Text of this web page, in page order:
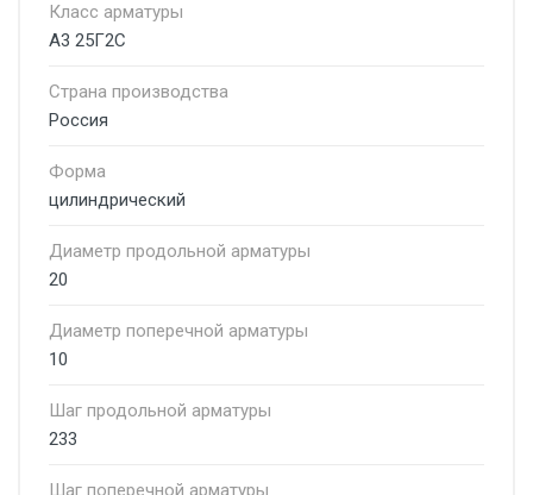
Класс арматуры
А3 25Г2С
Страна производства
Россия
Форма
цилиндрический
Диаметр продольной арматуры
20
Диаметр поперечной арматуры
10
Шаг продольной арматуры
233
Шаг поперечной арматуры